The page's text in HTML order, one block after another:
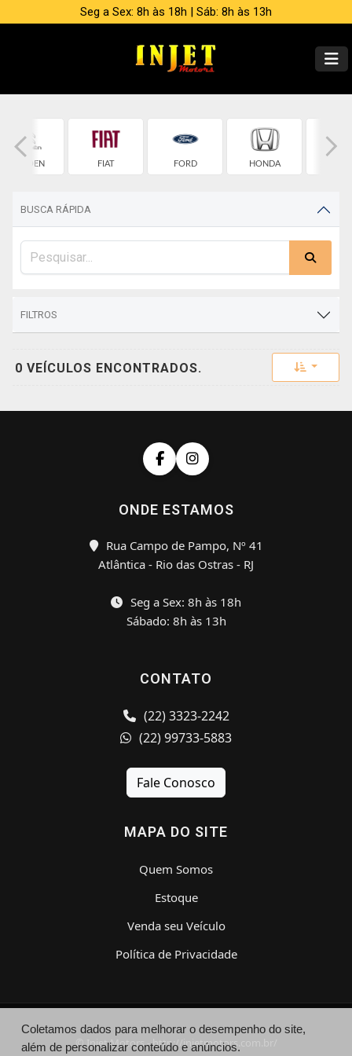
Seg a Sex: 8h às 18h | Sáb: 8h às 13h
CITROEN FIAT FORD HONDA
BUSCA RÁPIDA
FILTROS
0 VEÍCULOS ENCONTRADOS. Toggle
ONDE ESTAMOS
Rua Campo de Pampo, Nº 41
Atlântica - Rio das Ostras - RJ
Seg a Sex: 8h às 18h
Sábado: 8h às 13h
CONTATO
(22) 3323-2242
(22) 99733-5883
Fale Conosco
MAPA DO SITE
Quem Somos
Estoque
Venda seu Veículo
Política de Privacidade
© Injet Motors - http://injetmotors.com.br/
Coletamos dados para melhorar o desempenho do site,
além de personalizar conteúdo e anúncios.